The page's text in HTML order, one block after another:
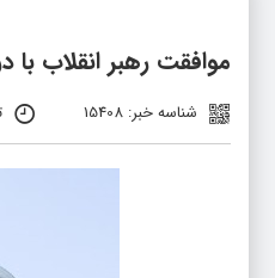
موافقت رهبر انقلاب
شناسه خبر: 15408